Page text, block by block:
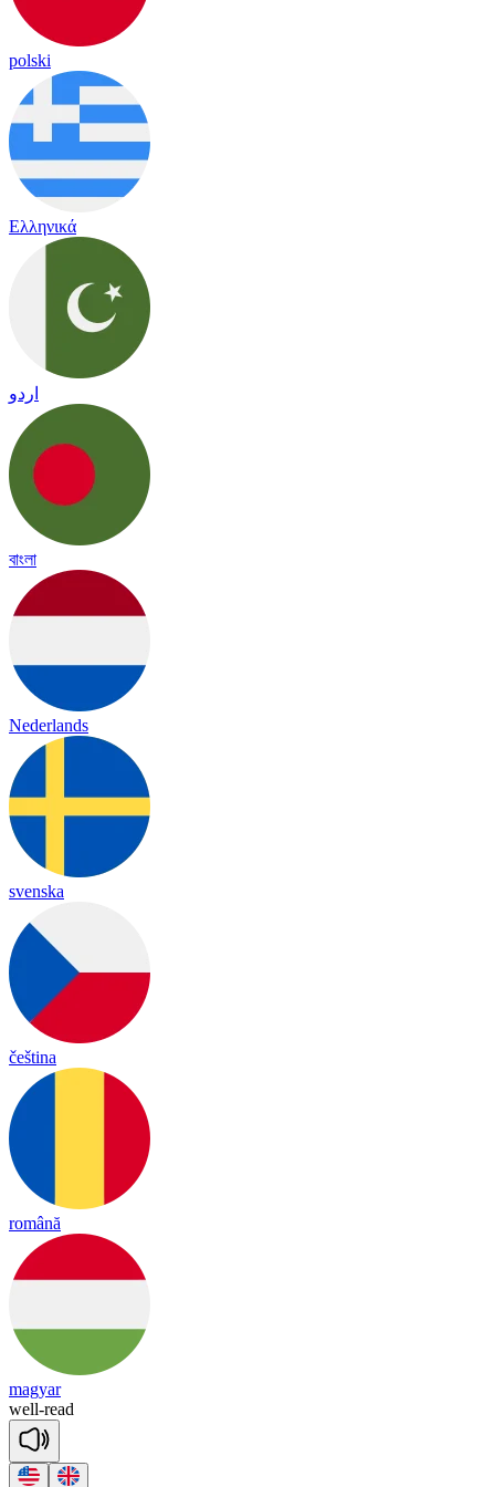
polski
Ελληνικά
اردو
বাংলা
Nederlands
svenska
čeština
română
magyar
well-read